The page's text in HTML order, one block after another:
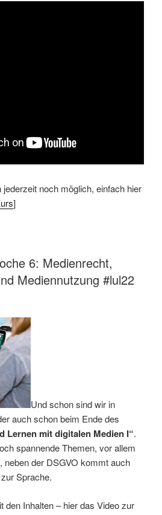
noch möglich, einfach hier
]
6: Medienrecht,
Mediennutzung #lul22
Und schon sind wir in
auch schon beim Ende des
Lernen mit digitalen Medien I“.
spannende Themen, vor allem
neben der DSGVO kommt auch
Sprache.
den Inhalten – hier das Video zur